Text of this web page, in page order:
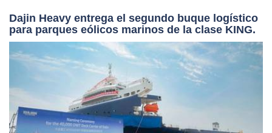
Dajin Heavy entrega el segundo buque logístico
para parques eólicos marinos de la clase KING.